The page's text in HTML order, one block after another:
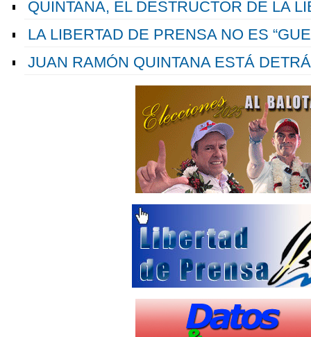
QUINTANA, EL DESTRUCTOR DE LA
LA LIBERTAD DE PRENSA NO ES
JUAN RAMÓN QUINTANA ESTÁ